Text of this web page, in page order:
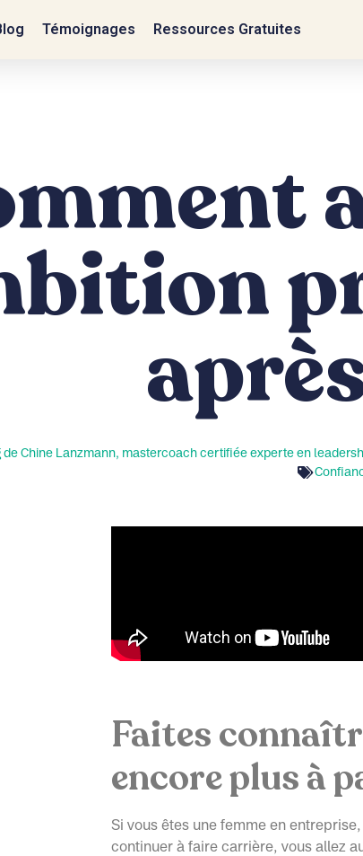
Témoignages Ressources Gratuites
de Chine Lanzmann, mastercoach certifiée experte en
Faites
encore plus à
Si vous êtes une femme en
continuer à faire carrière, vous allez